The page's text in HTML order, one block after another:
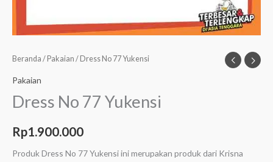
Beranda / Pakaian / Dress No 77 Yukensi
Pakaian
Dress No 77 Yukensi
Rp1.900.000
Produk Dress No 77 Yukensi ini merupakan produk dari Krisna